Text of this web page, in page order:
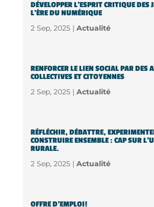
DÉVELOPPER L’ESPRIT CRITIQUE DES
L’ÈRE DU NUMÉRIQUE
2 Sep, 2025 | Actualité
RENFORCER LE LIEN SOCIAL PAR DES
COLLECTIVES ET CITOYENNES
2 Sep, 2025 | Actualité
RÉFLÉCHIR, DÉBATTRE,
CONSTRUIRE ENSEMBLE : CAP SUR
RURALE.
2 Sep, 2025 | Actualité
OFFRE D’EMPLOI!